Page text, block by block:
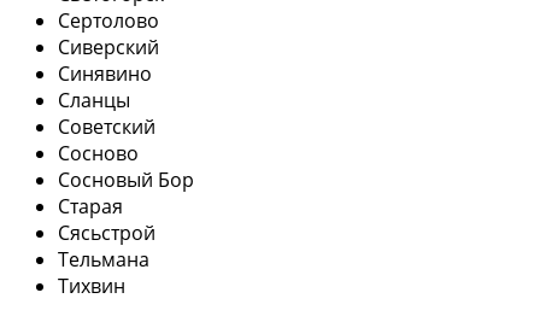
Сертолово
Сиверский
Синявино
Сланцы
Советский
Сосново
Сосновый Бор
Старая
Сясьстрой
Тельмана
Тихвин